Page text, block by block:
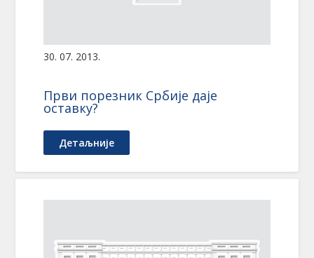
30. 07. 2013.
Први порезник Србије даје
оставку?
Детаљније